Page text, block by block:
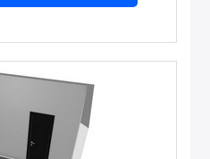
e compatibilidade com
atendendo a necessidades
CARROCERIA